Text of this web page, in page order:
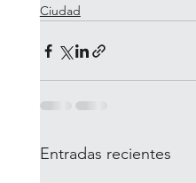
Ciudad
Entradas recientes